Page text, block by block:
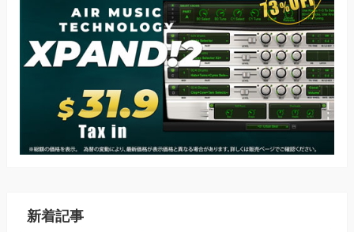
新着記事